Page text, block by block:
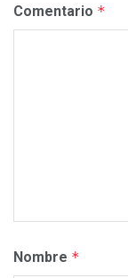
Comentario *
Nombre *